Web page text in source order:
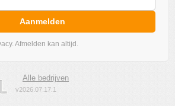
Aanmelden
Afmelden kan altijd.
Alle bedrijven
v2026.07.17.1